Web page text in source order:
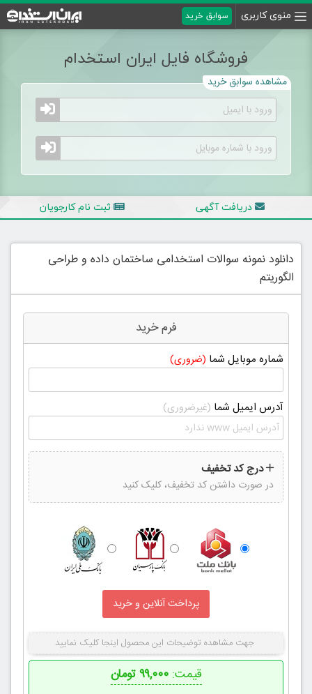
منوی کاربری سوابق خرید
فروشگاه فایل ایران استخدام
مشاهده سوابق خرید
دریافت آگهی ثبت نام کارجویان
دانلود نمونه سوالات استخدامی ساختمان داده و طراحی
الگوریتم
فرم خرید
شماره موبایل شما (ضروری)
آدرس ایمیل شما (غیرضروری)
درج کد تخفیف
در صورت داشتن کد تخفیف، کلیک کنید
جهت مشاهده توضیحات این محصول اینجا کلیک نمایید
قیمت:۹۹,۰۰۰ تومان